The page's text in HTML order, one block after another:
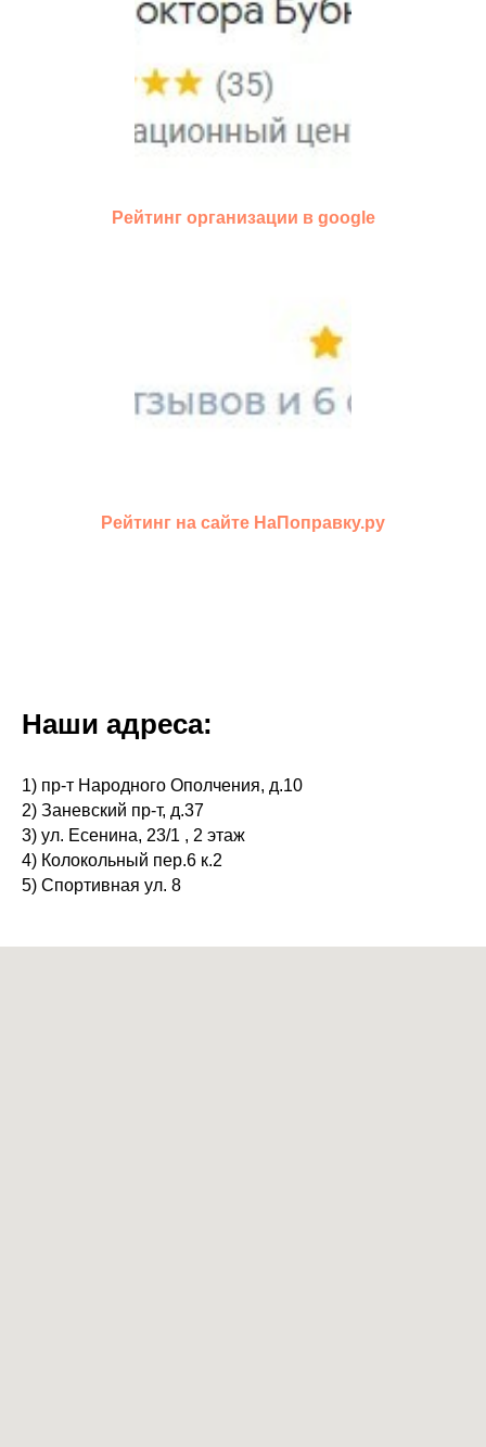
Рейтинг организации в google
Рейтинг на сайте НаПоправку.ру
Наши адреса:
1) пр-т Народного Ополчения, д.10
2) Заневский пр-т, д.37
3) ул. Есенина, 23/1 , 2 этаж
4) Колокольный пер.6 к.2
5) Спортивная ул. 8